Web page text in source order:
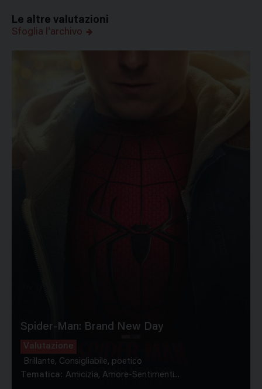
Le altre valutazioni
Sfoglia l'archivo
Spider-Man: Brand New Day
Valutazione
Brillante, Consigliabile, poetico
Tematica: Amicizia, Amore-Sentimenti...